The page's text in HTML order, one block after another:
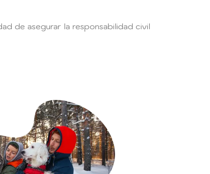
de asegurar la responsabilidad civil